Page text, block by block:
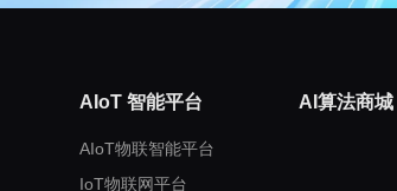
AIoT 智能平台
AIoT物联智能平台
IoT物联网平台
AI算法商城